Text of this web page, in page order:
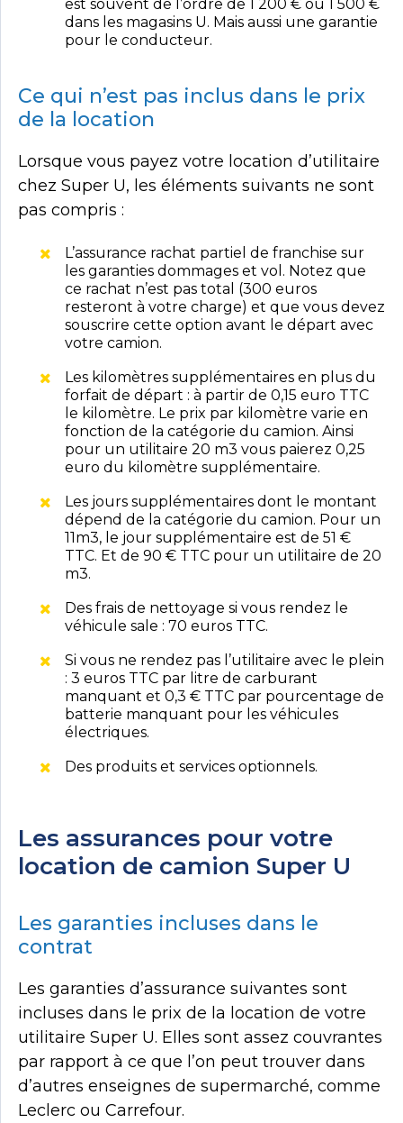
est souvent de l’ordre de 1 200 € ou 1 500 €
dans les magasins U. Mais aussi une garantie
pour le conducteur.
Ce qui n’est pas inclus dans le prix
de la location
Lorsque vous payez votre location d’utilitaire
chez Super U, les éléments suivants ne sont
pas compris :
L’assurance rachat partiel de franchise sur
les garanties dommages et vol. Notez que
ce rachat n’est pas total (300 euros
resteront à votre charge) et que vous devez
souscrire cette option avant le départ avec
votre camion.
Les kilomètres supplémentaires en plus du
forfait de départ : à partir de 0,15 euro TTC
le kilomètre. Le prix par kilomètre varie en
fonction de la catégorie du camion. Ainsi
pour un utilitaire 20 m3 vous paierez 0,25
euro du kilomètre supplémentaire.
Les jours supplémentaires dont le montant
dépend de la catégorie du camion. Pour un
11m3, le jour supplémentaire est de 51 €
TTC. Et de 90 € TTC pour un utilitaire de 20
m3.
Des frais de nettoyage si vous rendez le
véhicule sale : 70 euros TTC.
Si vous ne rendez pas l’utilitaire avec le plein
: 3 euros TTC par litre de carburant
manquant et 0,3 € TTC par pourcentage de
batterie manquant pour les véhicules
électriques.
Des produits et services optionnels.
Les assurances pour votre
location de camion Super U
Les garanties incluses dans le
contrat
Les garanties d’assurance suivantes sont
incluses dans le prix de la location de votre
utilitaire Super U. Elles sont assez couvrantes
par rapport à ce que l’on peut trouver dans
d’autres enseignes de supermarché, comme
Leclerc ou Carrefour.